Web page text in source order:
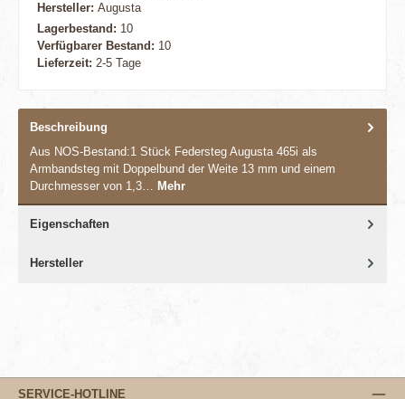
Hersteller: Augusta
Lagerbestand: 10
Verfügbarer Bestand: 10
Lieferzeit: 2-5 Tage
Beschreibung
Aus NOS-Bestand:1 Stück Federsteg Augusta 465i als
Armbandsteg mit Doppelbund der Weite 13 mm und einem
Durchmesser von 1,3… Mehr
Eigenschaften
Hersteller
SERVICE-HOTLINE